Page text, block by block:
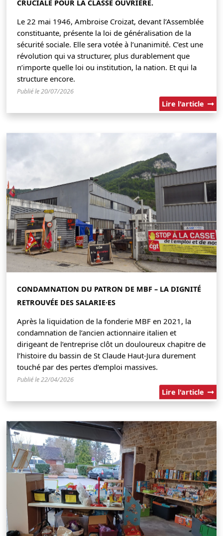
CRUCIALE POUR LA CLASSE OUVRIÈRE.
Le 22 mai 1946, Ambroise Croizat, devant l’Assemblée
constituante, présente la loi de généralisation de la
sécurité sociale. Elle sera votée à l’unanimité. C’est une
révolution qui va structurer, plus durablement que
n’importe quelle loi ou institution, la nation. Et qui la
structure encore.
Publié le 20/07/2026
Lire l'article
CONDAMNATION DU PATRON DE MBF – LA DIGNITÉ
RETROUVÉE DES SALARIE·ES
Après la liquidation de la fonderie MBF en 2021, la
condamnation de l’ancien actionnaire italien et
dirigeant de l’entreprise clôt un douloureux chapitre de
l’histoire du bassin de St Claude Haut-Jura durement
touché par des pertes d’emploi massives.
Publié le 22/04/2026
Lire l'article